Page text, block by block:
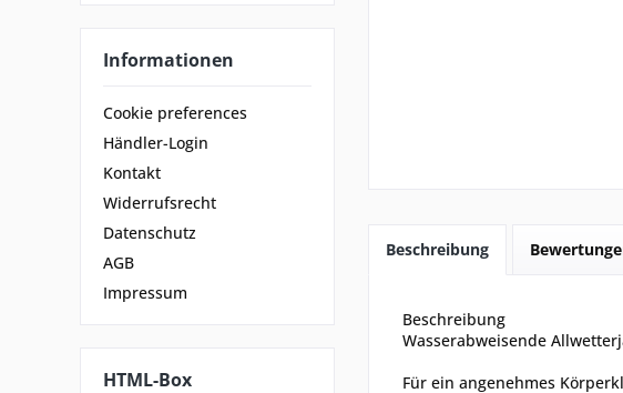
Informationen
Cookie preferences
Händler-Login
Kontakt
Widerrufsrecht
Datenschutz
AGB
Impressum
HTML-Box
Beschreibung
Beschreibung
Wasserabweisende
Für ein angenehmes